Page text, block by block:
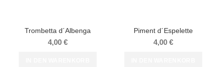
Trombetta d´Albenga
4,00 €
Piment d´Espelette
4,00 €